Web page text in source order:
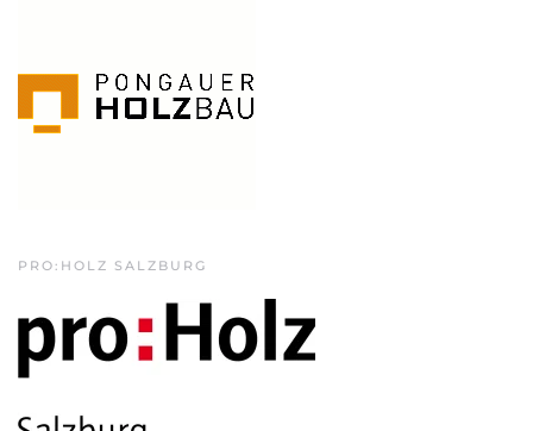
PRO:HOLZ SALZBURG